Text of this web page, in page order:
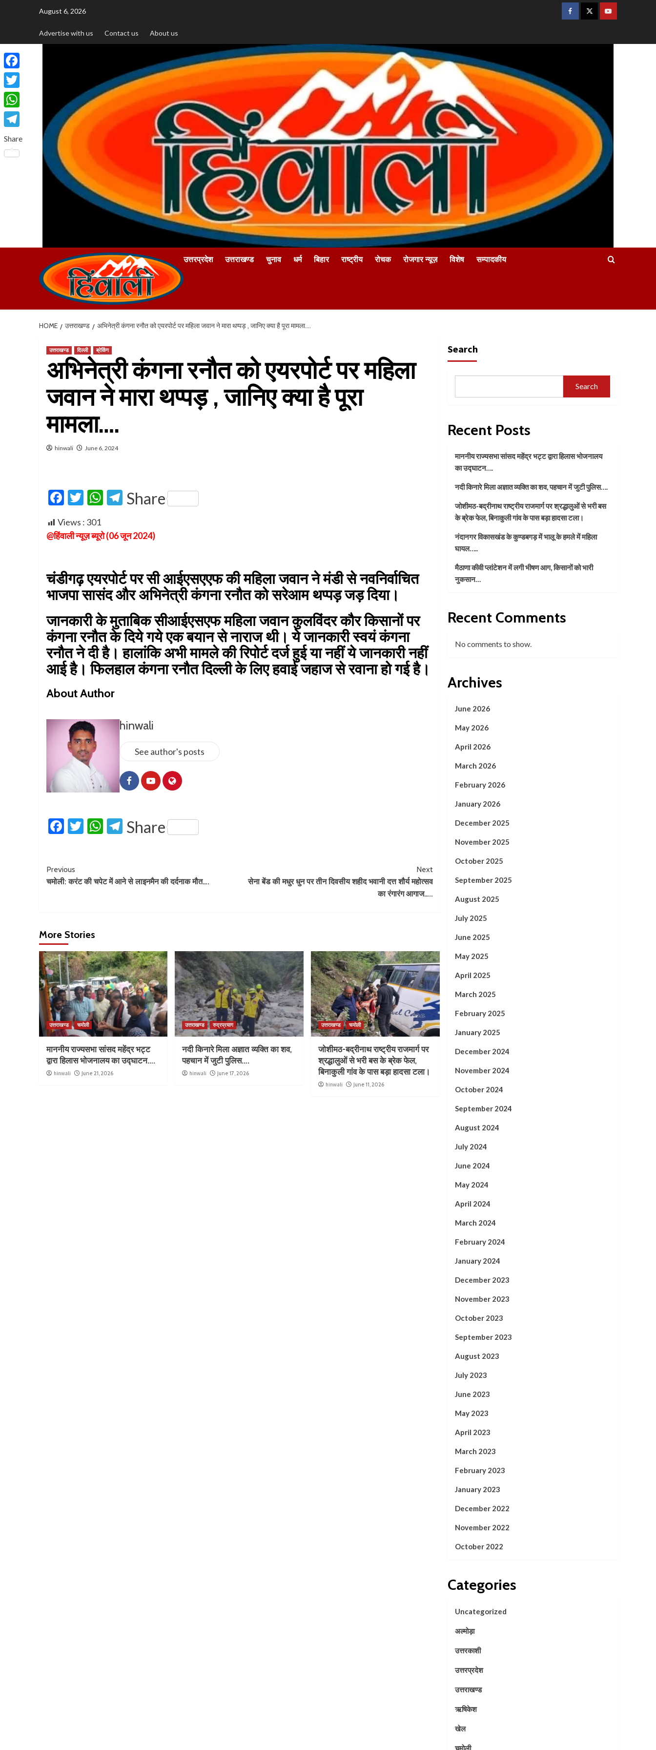
August 6, 2026
Advertise with us Contact us About us
उत्तरप्रदेश उत्तराखण्ड चुनाव धर्म बिहार राष्ट्रीय रोचक रोजगार न्यूज़ विशेष सम्पादकीय
HOME उत्तराखण्ड अभिनेत्री कंगना रनौत को एयरपोर्ट पर महिला जवान ने मारा थप्पड़ , जानिए क्या है पूरा मामला….
उत्तराखण्ड दिल्ली ब्रेकिंग
अभिनेत्री कंगना रनौत को एयरपोर्ट पर महिला
जवान ने मारा थप्पड़ , जानिए क्या है पूरा
मामला….
hinwali June 6, 2024
Facebook
Twitter
WhatsApp
Telegram
Share
Views : 301
@हिंवाली न्यूज़ ब्यूरो (06 जून 2024)
चंडीगढ़ एयरपोर्ट पर सी आईएसएएफ की महिला जवान ने मंडी से नवनिर्वाचित
भाजपा सासंद और अभिनेत्री कंगना रनौत को सरेआम थप्पड़ जड़ दिया।
जानकारी के मुताबिक सीआईएसएफ महिला जवान कुलविंदर कौर किसानों पर
कंगना रनौत के दिये गये एक बयान से नाराज थी। ये जानकारी स्वयं कंगना
रनौत ने दी है। हालांकि अभी मामले की रिपोर्ट दर्ज हुई या नहीं ये जानकारी नहीं
आई है। फिलहाल कंगना रनौत दिल्ली के लिए हवाई जहाज से रवाना हो गई है।
About Author
hinwali
See author's posts
Facebook
Twitter
WhatsApp
Telegram
Share
Previous
चमोली: करंट की चपेट में आने से लाइनमैन की दर्दनाक मौत….
Next
सेना बेंड की मधुर धुन पर तीन दिवसीय शहीद भवानी दत्त शौर्य महोत्सव
का रंगारंग आगाज…..
More Stories
उत्तराखण्ड चमोली
माननीय राज्यसभा सांसद महेंद्र भट्ट
द्वारा हिलास भोजनालय का उद्घाटन….
hinwali June 21, 2026
उत्तराखण्ड रुद्रप्रयाग
नदी किनारे मिला अज्ञात व्यक्ति का शव,
पहचान में जुटी पुलिस….
hinwali June 17, 2026
उत्तराखण्ड चमोली
जोशीमठ-बद्रीनाथ राष्ट्रीय राजमार्ग पर
श्रद्धालुओं से भरी बस के ब्रेक फेल,
बिनाकुली गांव के पास बड़ा हादसा टला।
hinwali June 11, 2026
Search
Search
Recent Posts
माननीय राज्यसभा सांसद महेंद्र भट्ट द्वारा हिलास भोजनालय
का उद्घाटन….
नदी किनारे मिला अज्ञात व्यक्ति का शव, पहचान में जुटी पुलिस….
जोशीमठ-बद्रीनाथ राष्ट्रीय राजमार्ग पर श्रद्धालुओं से भरी बस
के ब्रेक फेल, बिनाकुली गांव के पास बड़ा हादसा टला।
नंदानगर विकासखंड के कुण्डबगड़ में भालू के हमले में महिला
घायल…..
मैठाणा कीवी प्लांटेशन में लगी भीषण आग, किसानों को भारी
नुकसान…
Recent Comments
No comments to show.
Archives
June 2026
May 2026
April 2026
March 2026
February 2026
January 2026
December 2025
November 2025
October 2025
September 2025
August 2025
July 2025
June 2025
May 2025
April 2025
March 2025
February 2025
January 2025
December 2024
November 2024
October 2024
September 2024
August 2024
July 2024
June 2024
May 2024
April 2024
March 2024
February 2024
January 2024
December 2023
November 2023
October 2023
September 2023
August 2023
July 2023
June 2023
May 2023
April 2023
March 2023
February 2023
January 2023
December 2022
November 2022
October 2022
Categories
Uncategorized
अल्मोड़ा
उत्तरकाशी
उत्तरप्रदेश
उत्तराखण्ड
ऋषिकेश
खेल
चमोली
Facebook
Twitter
WhatsApp
Telegram
Share